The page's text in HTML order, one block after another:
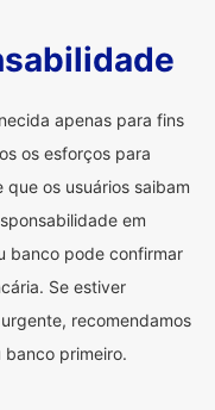
apenas para fins
os esforços para
os usuários saibam
em
banco pode confirmar
Se estiver
recomendamos
primeiro.